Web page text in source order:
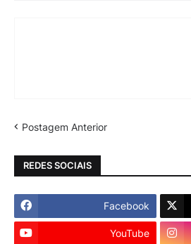
Postagem Anterior
REDES SOCIAIS
Facebook
YouTube